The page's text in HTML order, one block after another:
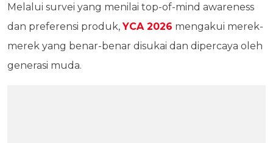
Melalui survei yang menilai top-of-mind awareness
dan preferensi produk,YCA 2026 mengakui merek-
merek yang benar-benar disukai dan dipercaya oleh
generasi muda.